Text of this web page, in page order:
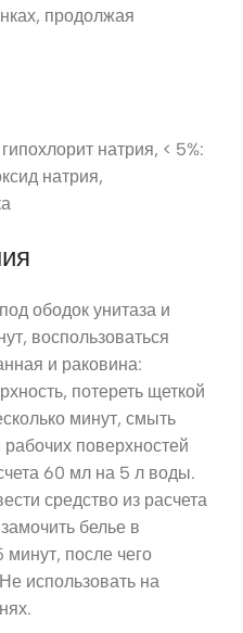
продолжая
натрия, < 5%:
натрия,
ободок унитаза и
воспользоваться
и раковина:
потереть щеткой
минут, смыть
поверхностей
60 мл на 5 л воды.
средство из расчета
белье в
минут, после чего
использовать на